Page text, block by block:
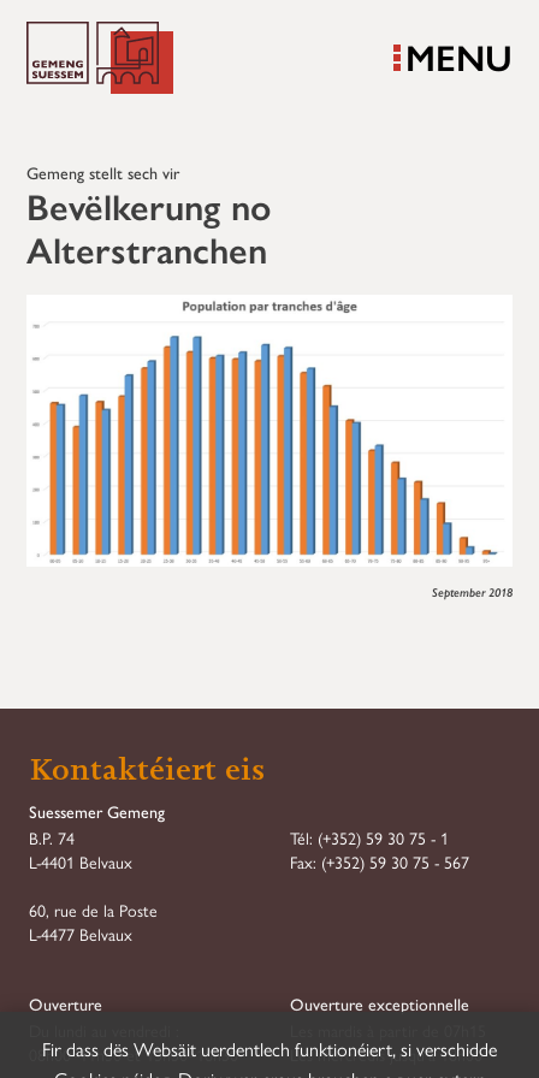
MENU
Gemeng stellt sech vir
Bevëlkerung no
Alterstranchen
September 2018
Kontaktéiert eis
Suessemer Gemeng
B.P. 74
L-4401 Belvaux
60, rue de la Poste
L-4477 Belvaux
Tél: (+352) 59 30 75 - 1
Fax: (+352) 59 30 75 - 567
Ouverture
08h00–11h30 et 13h30–16h30
Ouverture exceptionnelle
Les mercredis jusqu'à 18h00
Fir dass dës Websäit uerdentlech funktionéiert, si verschidde